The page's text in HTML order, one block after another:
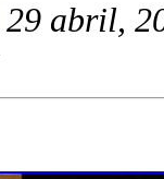
29 abril,